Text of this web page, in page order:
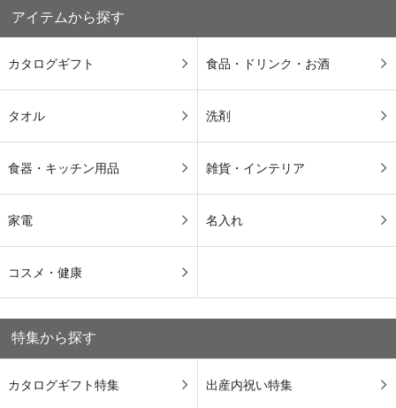
アイテムから探す
カタログギフト 食品・ドリンク・お酒
タオル 洗剤
食器・キッチン用品 雑貨・インテリア
家電 名入れ
コスメ・健康
特集から探す
カタログギフト特集 出産内祝い特集